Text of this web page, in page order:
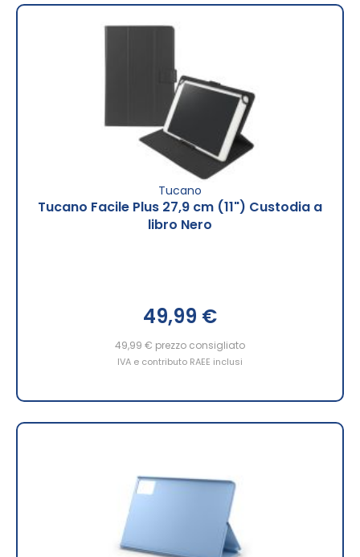
Tucano
Tucano Facile Plus 27,9 cm (11") Custodia a
libro Nero
49,99 €
49,99 € prezzo consigliato
IVA e contributo RAEE inclusi